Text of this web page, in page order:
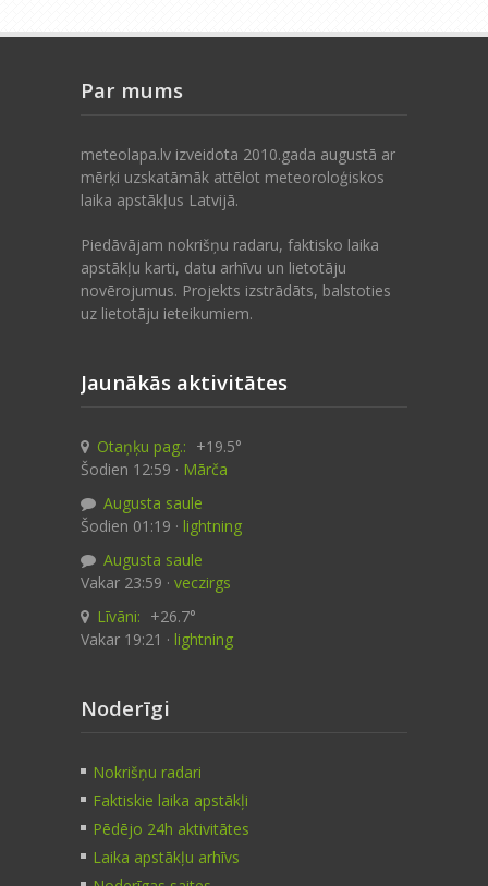
Par mums
meteolapa.lv izveidota 2010.gada augustā ar
mērķi uzskatāmāk attēlot meteoroloģiskos
laika apstākļus Latvijā.
Piedāvājam nokrišņu radaru, faktisko laika
apstākļu karti, datu arhīvu un lietotāju
novērojumus. Projekts izstrādāts, balstoties
uz lietotāju ieteikumiem.
Jaunākās aktivitātes
Otaņķu pag.: +19.5°
Šodien 12:59 · Mārča
Augusta saule
Šodien 01:19 · lightning
Augusta saule
Vakar 23:59 · veczirgs
Līvāni: +26.7°
Vakar 19:21 · lightning
Noderīgi
Nokrišņu radari
Faktiskie laika apstākļi
Pēdējo 24h aktivitātes
Laika apstākļu arhīvs